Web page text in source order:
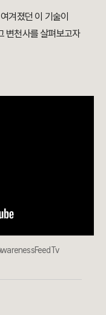
겨졌던 이 기술이
변천사를 살펴보고자